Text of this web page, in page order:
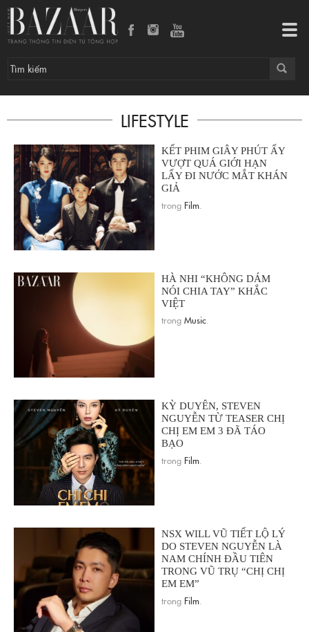
LIFESTYLE
KẾT PHIM GIÂY PHÚT ẤY
VƯỢT QUÁ GIỚI HẠN
LẤY ĐI NƯỚC MẮT KHÁN
GIẢ
trong Film
HÀ NHI “KHÔNG DÁM
NÓI CHIA TAY” KHẮC
VIỆT
trong Music
KỲ DUYÊN, STEVEN
NGUYỄN TỪ TEASER CHỊ
CHỊ EM EM 3 ĐÃ TÁO
BẠO
trong Film
NSX WILL VŨ TIẾT LỘ LÝ
DO STEVEN NGUYỄN LÀ
NAM CHÍNH ĐẦU TIÊN
TRONG VŨ TRỤ “CHỊ CHỊ
EM EM”
trong Film